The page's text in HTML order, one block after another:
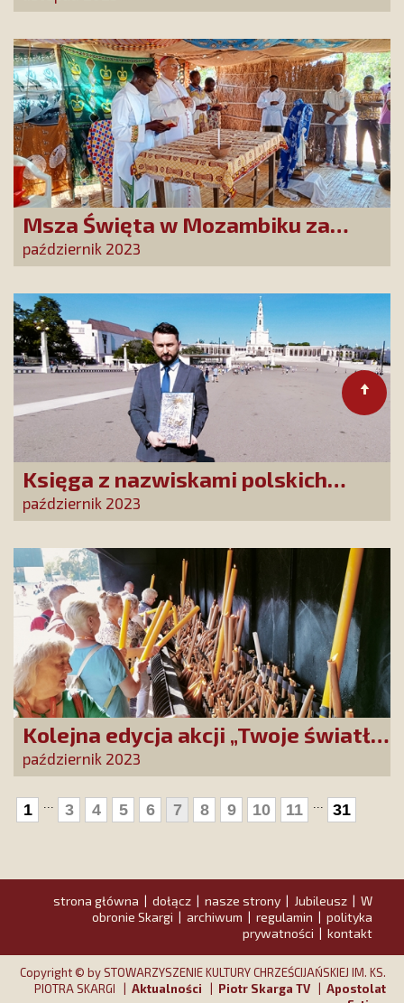
Msza Święta w Mozambiku za
Przyjaciół i Dobrodziejów
Stowarzyszenia
październik 2023
Księga z nazwiskami polskich
Czcicieli Maryi złożona w Fatimie
październik 2023
Kolejna edycja akcji „Twoje światło
w Fatimie”
październik 2023
1 3 4 5 6 7 8 9 10 11 31
strona główna | dołącz | nasze strony | Jubileusz | W
obronie Skargi | archiwum | regulamin | polityka
prywatności | kontakt
Copyright © by STOWARZYSZENIE KULTURY CHRZEŚCIJAŃSKIEJ IM. KS.
PIOTRA SKARGI | Aktualności | Piotr Skarga TV | Apostolat